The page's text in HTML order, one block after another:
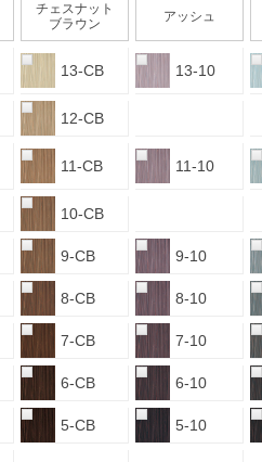
チェスナット
ブラウン
アッシュ
13-CB 13-10
12-CB
11-CB 11-10
10-CB
9-CB 9-10
8-CB 8-10
7-CB 7-10
6-CB 6-10
5-CB 5-10